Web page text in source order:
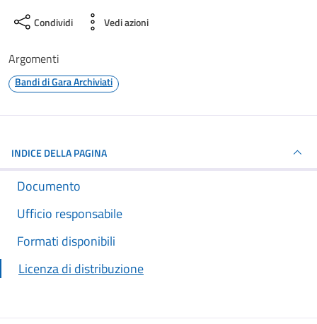
Condividi Vedi azioni
Argomenti
Bandi di Gara Archiviati
INDICE DELLA PAGINA
Documento
Ufficio responsabile
Formati disponibili
Licenza di distribuzione